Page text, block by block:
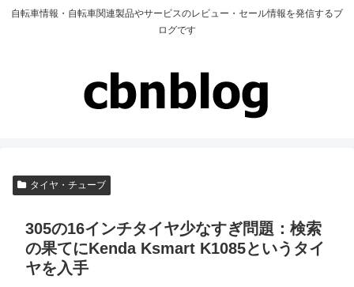
自転車情報・自転車関連製品やサービスのレビュー・セール情報を発信するブ
ログです
タイヤ・チューブ
305の16インチタイヤ少なすぎ問題：検索
の果てにKenda Ksmart K1085というタイ
ヤを入手